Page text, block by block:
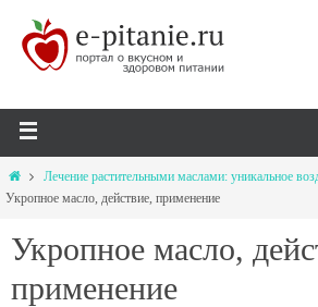
Лечение растительными маслами: уникальное
Укропное масло, действие, применение
Укропное масло,
применение